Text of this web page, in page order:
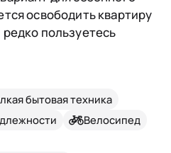
освободить квартиру
пользуетесь
бытовая техника
Велосипед